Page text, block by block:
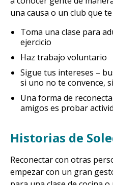
una causa o un club que
Toma una clase para
ejercicio
Haz trabajo voluntario
Sigue tus intereses –
si uno no te convence,
Una forma de
amigos es probar
Historias de
Reconectar con otras
empezar con un gran